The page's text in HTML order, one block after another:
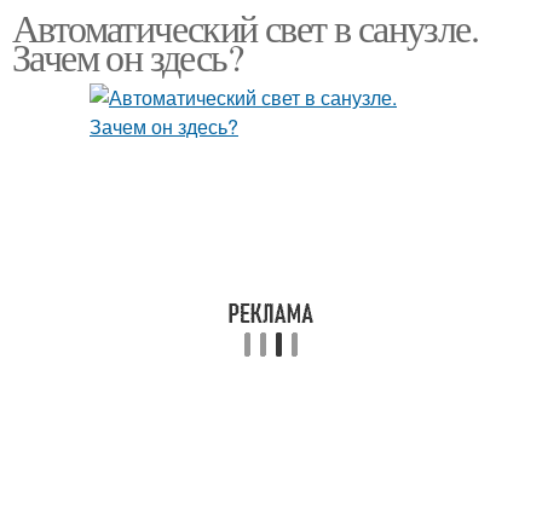
Автоматический свет в санузле.
Зачем он здесь?